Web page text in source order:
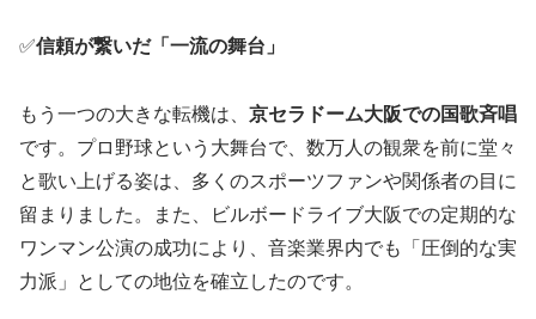
✅信頼が繋いだ「一流の舞台」
もう一つの大きな転機は、 京セラドーム大阪での国歌斉唱
です。プロ野球という大舞台で、数万人の観衆を前に堂々
と歌い上げる姿は、多くのスポーツファンや関係者の目に
留まりました。また、ビルボードライブ大阪での定期的な
ワンマン公演の成功により、音楽業界内でも「圧倒的な実
力派」としての地位を確立したのです。